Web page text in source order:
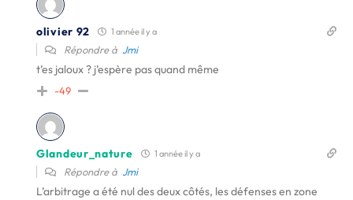
olivier 92 1 année il y a
Répondre à Jmi
t’es jaloux ? j’espère pas quand même
-49
Glandeur_nature 1 année il y a
Répondre à Jmi
L’arbitrage a été nul des deux côtés, les défenses en zone